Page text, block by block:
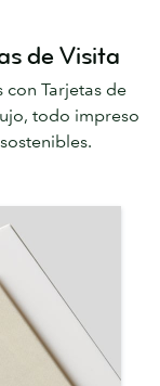
de Visita
Tarjetas de
todo impreso